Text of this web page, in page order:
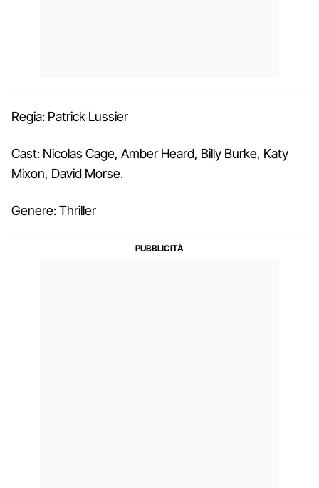
Regia: Patrick Lussier
Cast: Nicolas Cage, Amber Heard, Billy Burke, Katy
Mixon, David Morse.
Genere: Thriller